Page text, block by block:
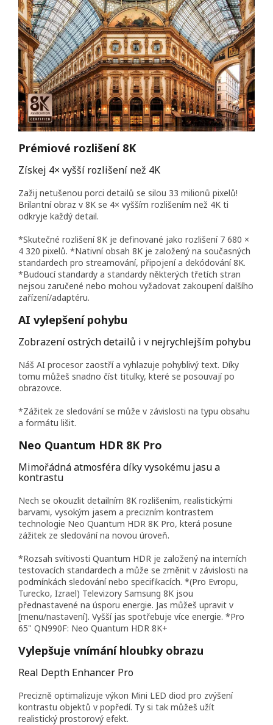
Prémiové rozlišení 8K
Získej 4× vyšší rozlišení než 4K
Zažij netušenou porci detailů se silou 33 milionů pixelů!
Brilantní obraz v 8K se 4× vyšším rozlišením než 4K ti
odkryje každý detail.
*Skutečné rozlišení 8K je definované jako rozlišení 7 680 ×
4 320 pixelů. *Nativní obsah 8K je založený na současných
standardech pro streamování, připojení a dekódování 8K.
*Budoucí standardy a standardy některých třetích stran
nejsou zaručené nebo mohou vyžadovat zakoupení dalšího
zařízení/adaptéru.
AI vylepšení pohybu
Zobrazení ostrých detailů i v nejrychlejším pohybu
Náš AI procesor zaostří a vyhlazuje pohyblivý text. Díky
tomu můžeš snadno číst titulky, které se posouvají po
obrazovce.
*Zážitek ze sledování se může v závislosti na typu obsahu
a formátu lišit.
Neo Quantum HDR 8K Pro
Mimořádná atmosféra díky vysokému jasu a
kontrastu
Nech se okouzlit detailním 8K rozlišením, realistickými
barvami, vysokým jasem a precizním kontrastem
technologie Neo Quantum HDR 8K Pro, která posune
zážitek ze sledování na novou úroveň.
*Rozsah svítivosti Quantum HDR je založený na interních
testovacích standardech a může se změnit v závislosti na
podmínkách sledování nebo specifikacích. *(Pro Evropu,
Turecko, Izrael) Televizory Samsung 8K jsou
přednastavené na úsporu energie. Jas můžeš upravit v
[menu/nastavení]. Vyšší jas spotřebuje více energie. *Pro
65" QN990F: Neo Quantum HDR 8K+
Vylepšuje vnímání hloubky obrazu
Real Depth Enhancer Pro
Precizně optimalizuje výkon Mini LED diod pro zvýšení
kontrastu objektů v popředí. Ty si tak můžeš užít
realistický prostorový efekt.